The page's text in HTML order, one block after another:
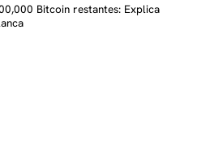
Bitcoin restantes: Explica